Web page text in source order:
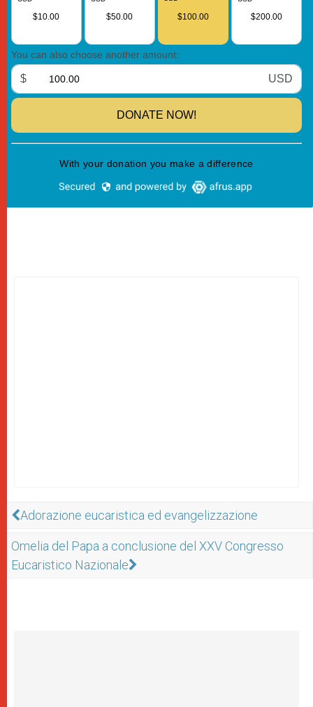
Adorazione eucaristica ed evangelizzazione
Omelia del Papa a conclusione del XXV Congresso
Eucaristico Nazionale